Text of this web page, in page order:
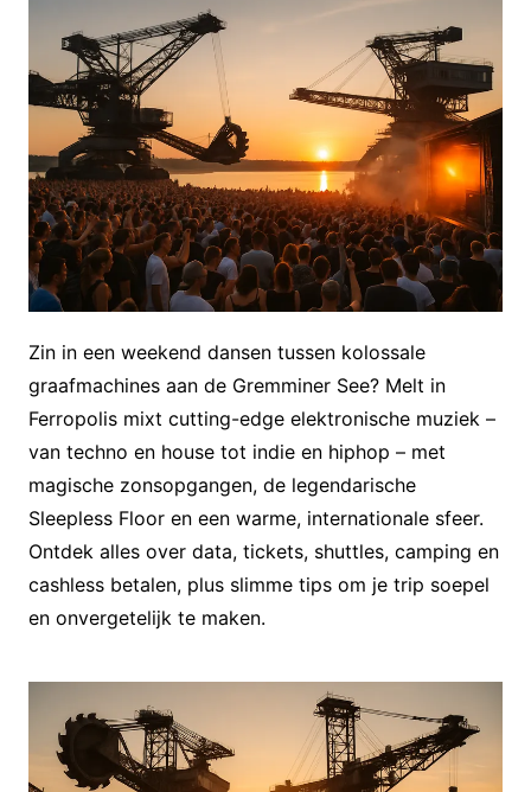
Zin in een weekend dansen tussen kolossale
graafmachines aan de Gremminer See? Melt in
Ferropolis mixt cutting-edge elektronische muziek –
van techno en house tot indie en hiphop – met
magische zonsopgangen, de legendarische
Sleepless Floor en een warme, internationale sfeer.
Ontdek alles over data, tickets, shuttles, camping en
cashless betalen, plus slimme tips om je trip soepel
en onvergetelijk te maken.